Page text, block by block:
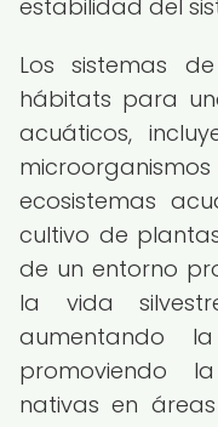
estabilidad del
Los sistemas
hábitats para
acuáticos,
ecosistemas
cultivo de
de un entorno
la vida
aumentando
promoviendo
nativas en